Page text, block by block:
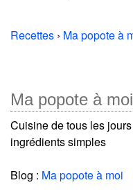
Recettes › Ma popote à
Ma popote à moi
Cuisine de tous les
ingrédients simples
Blog : Ma popote à moi